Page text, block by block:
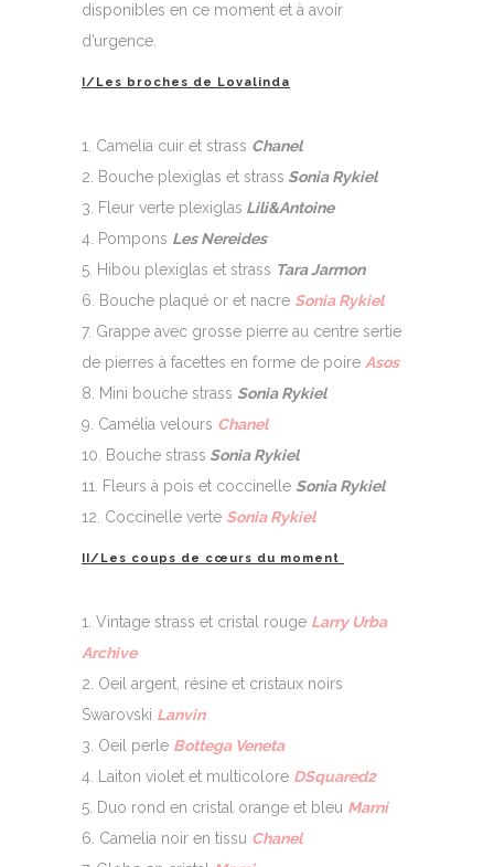
disponibles en ce moment et à avoir
d’urgence.
I/Les broches de Lovalinda
Camelia cuir et strass Chanel
Bouche plexiglas et strass Sonia Rykiel
Fleur verte plexiglas Lili&Antoine
Pompons Les Nereides
Hibou plexiglas et strass Tara Jarmon
Bouche plaqué or et nacre Sonia Rykiel
Grappe avec grosse pierre au centre sertie
de pierres à facettes en forme de poire Asos
Mini bouche strass Sonia Rykiel
Camélia velours Chanel
Bouche strass Sonia Rykiel
Fleurs à pois et coccinelle Sonia Rykiel
Coccinelle verte Sonia Rykiel
II/Les coups de cœurs du moment
Vintage strass et cristal rouge Larry Urba
Archive
Oeil argent, résine et cristaux noirs
Swarovski Lanvin
Oeil perle Bottega Veneta
Laiton violet et multicolore DSquared2
Duo rond en cristal orange et bleu Marni
Camelia noir en tissu Chanel